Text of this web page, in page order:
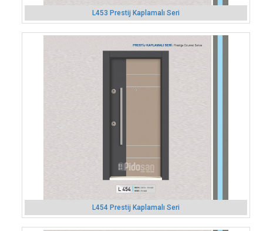
L453 Prestij Kaplamalı Seri
L454 Prestij Kaplamalı Seri